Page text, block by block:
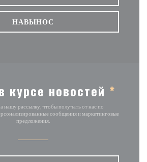
НАВЫНОС
курсе новостей *
нашу рассылку, чтобы получать от нас по
сообщения и маркетинговые
предложения.